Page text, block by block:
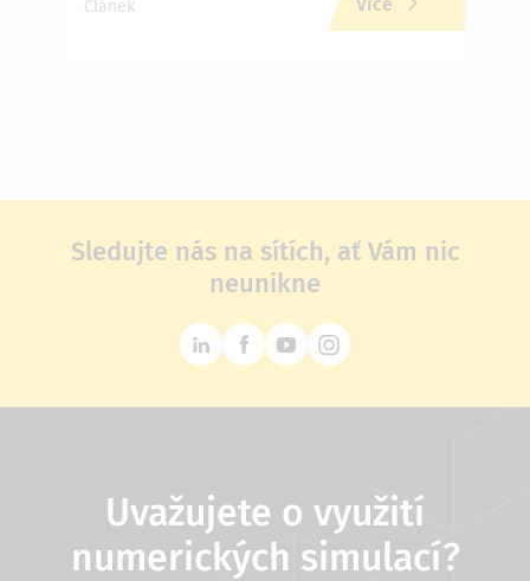
Článek
Sledujte nás na sítích, ať Vám nic
neunikne
Uvažujete o využití
numerických simulací?